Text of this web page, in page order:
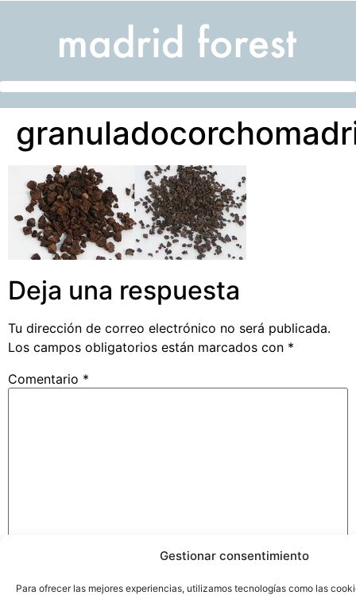
Gestionar consentimiento
Para ofrecer las mejores experiencias, utilizamos tecnologías como las
Deja una respuesta
Tu dirección de correo electrónico no será publicada.
Los campos obligatorios están marcados con *
Comentario *
Nombre